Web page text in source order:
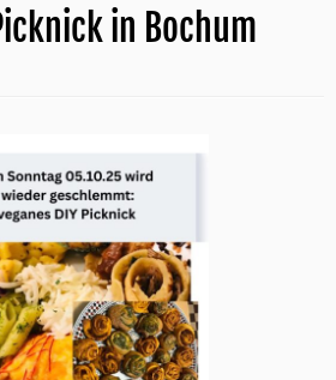
in Bochum